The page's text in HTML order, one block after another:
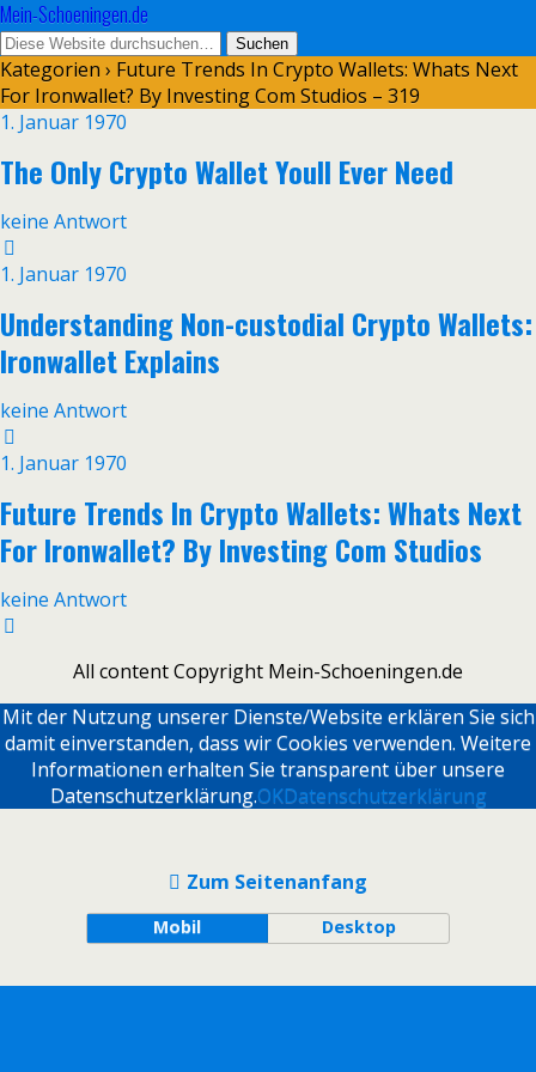
Mein-Schoeningen.de
Kategorien › Future Trends In Crypto Wallets: Whats Next
For Ironwallet? By Investing Com Studios – 319
1. Januar 1970
The Only Crypto Wallet Youll Ever Need
keine Antwort
1. Januar 1970
Understanding Non-custodial Crypto Wallets:
Ironwallet Explains
keine Antwort
1. Januar 1970
Future Trends In Crypto Wallets: Whats Next
For Ironwallet? By Investing Com Studios
keine Antwort
All content Copyright Mein-Schoeningen.de
Mit der Nutzung unserer Dienste/Website erklären Sie sich
damit einverstanden, dass wir Cookies verwenden. Weitere
Informationen erhalten Sie transparent über unsere
Datenschutzerklärung.OKDatenschutzerklärung
Zum Seitenanfang
Mobil Desktop